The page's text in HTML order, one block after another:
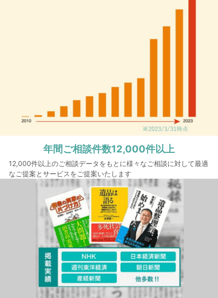
年間ご相談件数12,000件以上
12,000件以上のご相談データをもとに様々なご相談に対して最適
なご提案とサービスをご提案いたします